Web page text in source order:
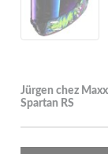
Jürgen chez
Spartan RS